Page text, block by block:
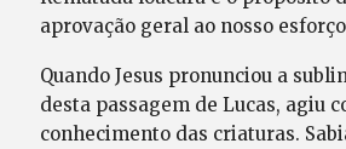
aprovação geral ao nosso
Quando Jesus pronunciou a
desta passagem de Lucas, agiu
conhecimento das criaturas.